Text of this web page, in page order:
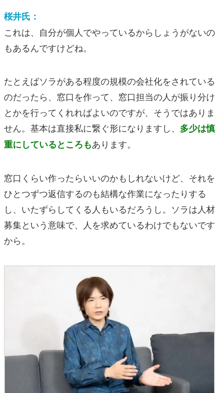
桜井氏：
これは、自分が個人でやっているからしょうがないの
もあるんですけどね。
たとえばソラがある程度の規模の会社化をされている
のだったら、窓口を作って、窓口担当の人が振り分け
とかを行ってくれればよいのですが、そうではありま
せん。基本は直接私に繋ぐ形になりますし、 多少は慎
重にしているところもあります。
窓口くらい作ったらいいのかもしれないけど、それを
ひとつずつ返信するのも結構な作業になったりする
し、いたずらしてくる人もいるだろうし。ソラは人材
募集という意味で、人を求めているわけでもないです
から。